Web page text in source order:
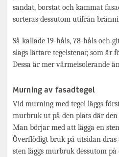
sandat, borstat och kammat
sorteras dessutom utifrån
Så kallade 19-håls, 78-håls och
slags lättare tegelstenar, som är
Dessa är mer värmeisolerande
Murning av fasadtegel
Vid murning med tegel läggs
murbruk ut på den plats där den
Man börjar med att lägga en
Överflödigt bruk på utsidan dras
sten läggs murbruk dessutom